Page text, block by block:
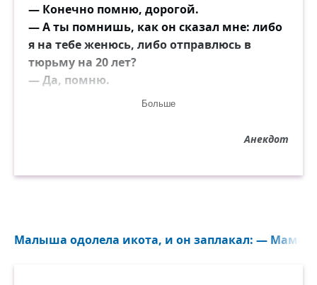
— Конечно помню, дорогой.
— А ты помнишь, как он сказал мне: либо
я на тебе женюсь, либо отправлюсь в
тюрьму на 20 лет?
— Да, помню.
Муж, снова вытирая слезу:
Больше
Анекдот
Малыша одолела икота, и он заплакал: — Мама,